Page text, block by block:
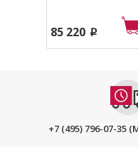
85 220 p
+7 (495) 796-07-35